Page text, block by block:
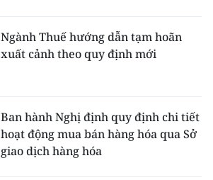
Ngành Thuế hướng dẫn tạm hoãn
xuất cảnh theo quy định mới
Ban hành Nghị định quy định chi tiết
hoạt động mua bán hàng hóa qua Sở
giao dịch hàng hóa